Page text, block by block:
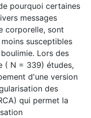
pourquoi certaines
messages
corporelle, sont
susceptibles
Lors des
( N = 339) études,
d'une version
des
qui permet la